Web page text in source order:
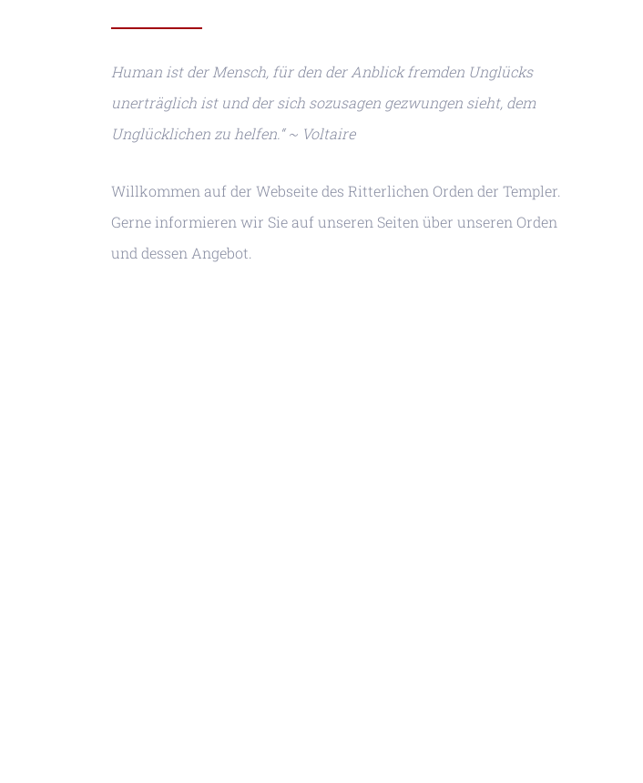
Human ist der Mensch, für den der Anblick fremden Unglücks
unerträglich ist und der sich sozusagen gezwungen sieht, dem
Unglücklichen zu helfen.“ ~ Voltaire
Willkommen auf der Webseite des Ritterlichen Orden der Templer.
Gerne informieren wir Sie auf unseren Seiten über unseren Orden
und dessen Angebot.